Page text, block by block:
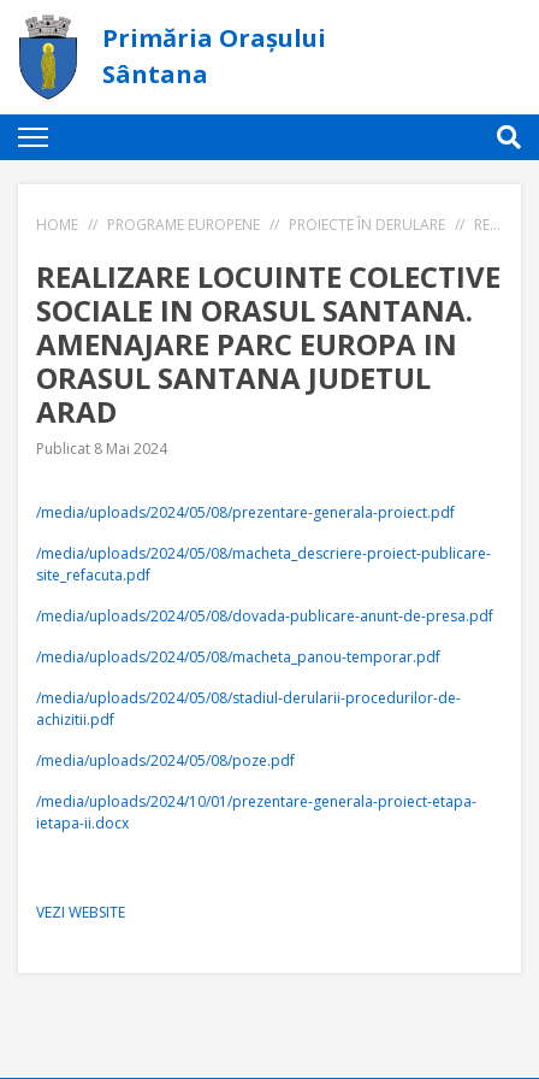
Primăria Orașului
Sântana
HOME // PROGRAME EUROPENE // PROIECTE ÎN DERULARE // REALIZARE LOCUINTE COLECTIVE SOCIALE IN ORASUL SANTANA. AMENAJARE PARC EUROPA IN ORASUL SANTANA JUDETUL ARAD
REALIZARE LOCUINTE COLECTIVE
SOCIALE IN ORASUL SANTANA.
AMENAJARE PARC EUROPA IN
ORASUL SANTANA JUDETUL
ARAD
Publicat 8 Mai 2024
/media/uploads/2024/05/08/prezentare-generala-proiect.pdf
/media/uploads/2024/05/08/macheta_descriere-proiect-publicare-
site_refacuta.pdf
/media/uploads/2024/05/08/dovada-publicare-anunt-de-presa.pdf
/media/uploads/2024/05/08/macheta_panou-temporar.pdf
/media/uploads/2024/05/08/stadiul-derularii-procedurilor-de-
achizitii.pdf
/media/uploads/2024/05/08/poze.pdf
/media/uploads/2024/10/01/prezentare-generala-proiect-etapa-
ietapa-ii.docx
VEZI WEBSITE